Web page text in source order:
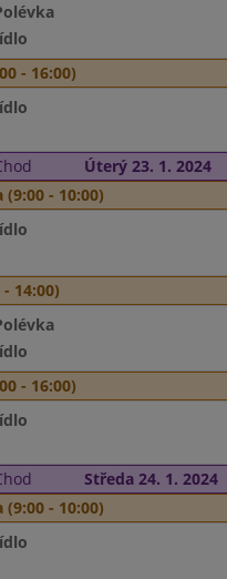
- 16:00)
Úterý 23. 1. 2024
- 10:00)
14:00)
- 16:00)
Středa 24. 1. 2024
- 10:00)